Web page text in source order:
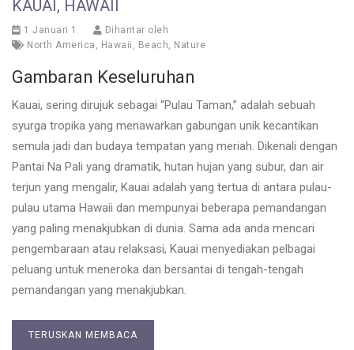
KAUAI, HAWAII
1 Januari 1
Dihantar oleh
North America , Hawaii , Beach, Nature
Gambaran Keseluruhan
Kauai, sering dirujuk sebagai “Pulau Taman,” adalah sebuah
syurga tropika yang menawarkan gabungan unik kecantikan
semula jadi dan budaya tempatan yang meriah. Dikenali dengan
Pantai Na Pali yang dramatik, hutan hujan yang subur, dan air
terjun yang mengalir, Kauai adalah yang tertua di antara pulau-
pulau utama Hawaii dan mempunyai beberapa pemandangan
yang paling menakjubkan di dunia. Sama ada anda mencari
pengembaraan atau relaksasi, Kauai menyediakan pelbagai
peluang untuk meneroka dan bersantai di tengah-tengah
pemandangan yang menakjubkan.
TERUSKAN MEMBACA